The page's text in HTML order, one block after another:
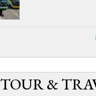
TOUR &